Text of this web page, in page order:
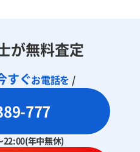
が無料査定
すぐお電話を /
777
22:00(年中無休)